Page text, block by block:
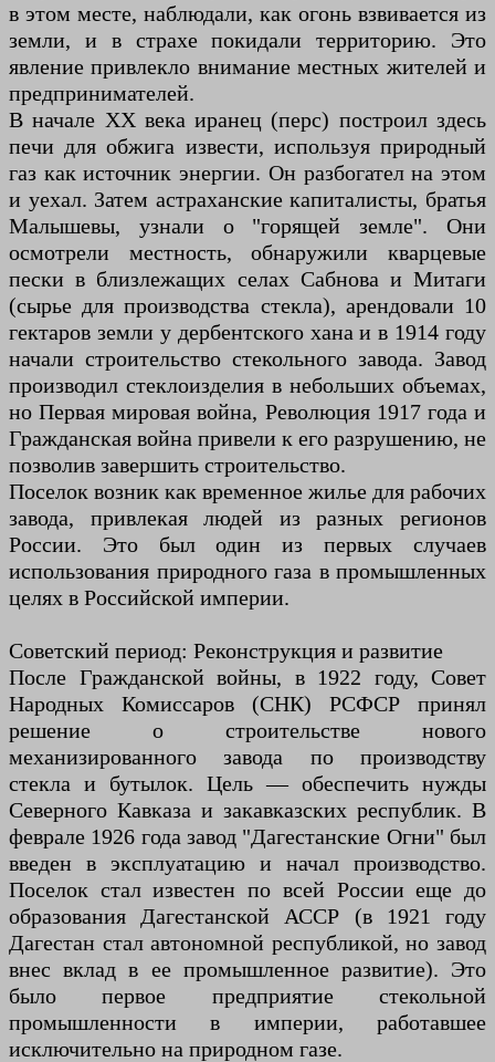
в этом месте, наблюдали, как огонь взвивается из
земли, и в страхе покидали территорию. Это
явление привлекло внимание местных жителей и
предпринимателей.
В начале XX века иранец (перс) построил здесь
печи для обжига извести, используя природный
газ как источник энергии. Он разбогател на этом
и уехал. Затем астраханские капиталисты, братья
Малышевы, узнали о "горящей земле". Они
осмотрели местность, обнаружили кварцевые
пески в близлежащих селах Сабнова и Митаги
(сырье для производства стекла), арендовали 10
гектаров земли у дербентского хана и в 1914 году
начали строительство стекольного завода. Завод
производил стеклоизделия в небольших объемах,
но Первая мировая война, Революция 1917 года и
Гражданская война привели к его разрушению, не
позволив завершить строительство.
Поселок возник как временное жилье для рабочих
завода, привлекая людей из разных регионов
России. Это был один из первых случаев
использования природного газа в промышленных
целях в Российской империи.
Советский период: Реконструкция и развитие
После Гражданской войны, в 1922 году, Совет
Народных Комиссаров (СНК) РСФСР принял
решение о строительстве нового
механизированного завода по производству
стекла и бутылок. Цель — обеспечить нужды
Северного Кавказа и закавказских республик. В
феврале 1926 года завод "Дагестанские Огни" был
введен в эксплуатацию и начал производство.
Поселок стал известен по всей России еще до
образования Дагестанской АССР (в 1921 году
Дагестан стал автономной республикой, но завод
внес вклад в ее промышленное развитие). Это
было первое предприятие стекольной
промышленности в империи, работавшее
исключительно на природном газе.